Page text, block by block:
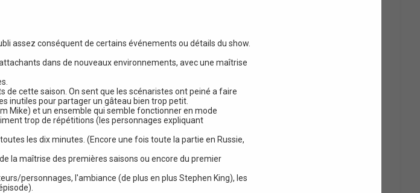
assez conséquent de certains événements ou détails du show.
dans de nouveaux environnements, avec une maîtrise
de cette saison. On sent que les scénaristes ont peiné a faire
inutiles pour partager un gâteau bien trop petit.
Mike) et un ensemble qui semble fonctionner en mode
trop de répétitions (les personnages expliquant
les dix minutes. (Encore une fois toute la partie en Russie,
la maîtrise des premières saisons ou encore du premier
personnages, l'ambiance (de plus en plus Stephen King), les